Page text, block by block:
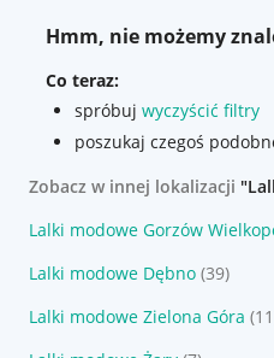
Hmm, nie możemy
Co teraz:
spróbuj wyczyścić filtry
poszukaj czegoś
Zobacz w innej lokalizacji
Lalki modowe Gorzów
Lalki modowe Dębno (39)
Lalki modowe Zielona Góra